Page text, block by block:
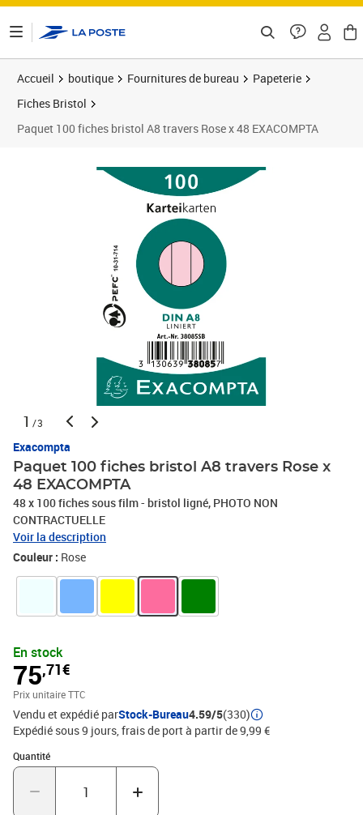
Accueil boutique Fournitures de bureau
Papeterie
Fiches Bristol
Paquet 100 fiches bristol A8 travers Rose x 48 EXACOMPTA
1 /3
Exacompta
Paquet 100 fiches bristol A8 travers Rose x
48 EXACOMPTA
48 x 100 fiches sous film - bristol ligné, PHOTO NON
CONTRACTUELLE
Voir la description
Couleur : Rose
En stock
75,71€
Prix unitaire TTC
Vendu et expédié parStock-Bureau4.59/5(330)
Expédié sous 9 jours, frais de port à partir de 9,99 €
Quantité
Quantité : 1